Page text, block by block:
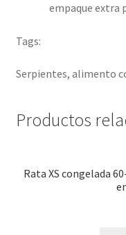
empaque extra
Tags:
Serpientes, alimento
Productos
Rata XS congelada